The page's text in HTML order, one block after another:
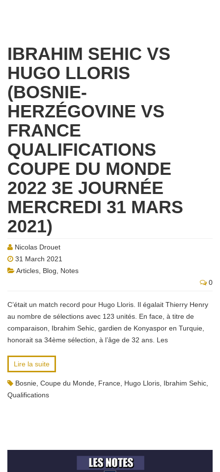
IBRAHIM SEHIC VS
HUGO LLORIS
(BOSNIE-
HERZÉGOVINE VS
FRANCE
QUALIFICATIONS
COUPE DU MONDE
2022 3E JOURNÉE
MERCREDI 31 MARS
2021)
Nicolas Drouet
31 March 2021
Articles Blog
Notes
0
C’était un match record pour Hugo Lloris. Il égalait Thierry Henry
au nombre de sélections avec 123 unités. En face, à titre de
comparaison, Ibrahim Sehic, gardien de Konyaspor en Turquie,
honorait sa 34ème sélection, à l’âge de 32 ans. Les
Lire la suite
Bosnie Coupe du Monde France Hugo Lloris Ibrahim Sehic
Qualifications